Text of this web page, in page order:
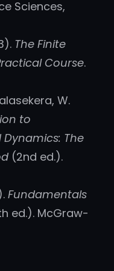
Sciences,
The Finite
Course.
W.
to
The
(2nd ed.).
Fundamentals
ed.). McGraw-